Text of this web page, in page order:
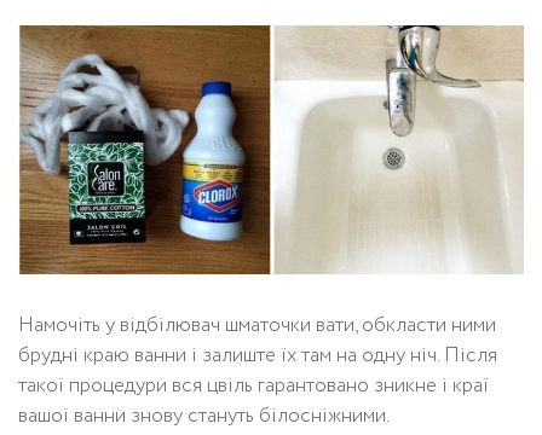
Намочіть у відбілювач шматочки вати, обкласти ними
брудні краю ванни і залиште їх там на одну ніч. Після
такої процедури вся цвіль гарантовано зникне і краї
вашої ванни знову стануть білосніжними.